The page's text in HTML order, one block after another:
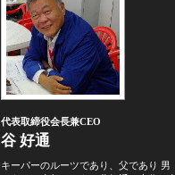
代表取締役会長兼CEO
谷 好通
キーパーのルーツであり、父であり 男